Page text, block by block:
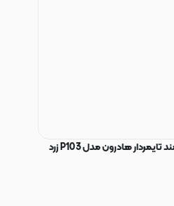
محافظ برق هوشمند تایمردار هادرون مدل P103 زرد